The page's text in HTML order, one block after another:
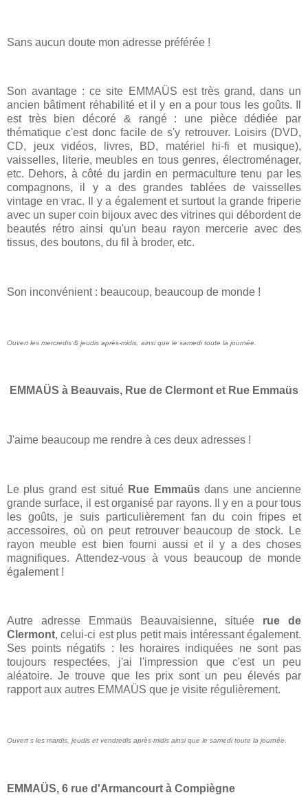
Sans aucun doute mon adresse préférée !
Son avantage : ce site EMMAÜS est très grand, dans un
ancien bâtiment réhabilité et il y en a pour tous les goûts. Il
est très bien décoré & rangé : une pièce dédiée par
thématique c'est donc facile de s'y retrouver. Loisirs (DVD,
CD, jeux vidéos, livres, BD, matériel hi-fi et musique),
vaisselles, literie, meubles en tous genres, électroménager,
etc. Dehors, à côté du jardin en permaculture tenu par les
compagnons, il y a des grandes tablées de vaisselles
vintage en vrac. Il y a également et surtout la grande friperie
avec un super coin bijoux avec des vitrines qui débordent de
beautés rétro ainsi qu'un beau rayon mercerie avec des
tissus, des boutons, du fil à broder, etc.
Son inconvénient : beaucoup, beaucoup de monde !
Ouvert les mercredis & jeudis après-midis, ainsi que le samedi toute la journée.
EMMAÜS à Beauvais, Rue de Clermont et Rue Emmaüs
J'aime beaucoup me rendre à ces deux adresses !
Le plus grand est situé Rue Emmaüsdans une ancienne
grande surface, il est organisé par rayons. Il y en a pour tous
les goûts, je suis particulièrement fan du coin fripes et
accessoires, où on peut retrouver beaucoup de stock. Le
rayon meuble est bien fourni aussi et il y a des choses
magnifiques. Attendez-vous à vous beaucoup de monde
également !
Autre adresse Emmaüs Beauvaisienne, située rue de
Clermont, celui-ci est plus petit mais intéressant également.
Ses points négatifs : les horaires indiquées ne sont pas
toujours respectées, j'ai l'impression que c'est un peu
aléatoire. Je trouve que les prix sont un peu élevés par
rapport aux autres EMMAÜS que je visite régulièrement.
Ouvert s les mardis, jeudis et vendredis après-midis ainsi que le samedi toute la journée.
EMMAÜS, 6 rue d'Armancourt à Compiègne